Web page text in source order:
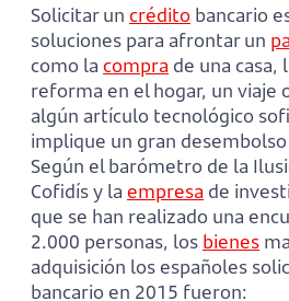
Solicitar un crédito bancario
soluciones para afrontar un
como la compra de una casa,
reforma en el hogar, un viaje
algún artículo tecnológico
implique un gran
Según el barómetro de la
Cofidís y la empresa de
que se han realizado una
2.000 personas, los bienes
adquisición los españoles
bancario en 2015 fueron: